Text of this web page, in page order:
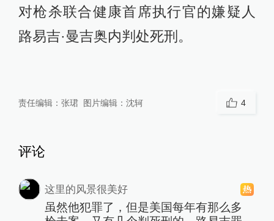
对枪杀联合健康首席执行官的嫌疑人
路易吉·曼吉奥内判处死刑。
责任编辑： 张珺 图片编辑： 沈轲 4
评论
这里的风景很美好
虽然他犯罪了，但是美国每年有那么多